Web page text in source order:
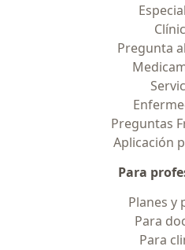
Pregunta
Preguntas
Aplicación
Para
Planes y
Para
Para